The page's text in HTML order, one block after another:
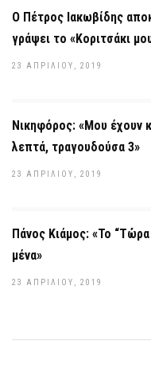
Ο Πέτρος Ιακωβίδης
γράψει το «Κοριτσάκι
23 ΑΠΡΙΛΊΟΥ, 2019
Νικηφόρος: «Μου έχουν
λεπτά, τραγουδούσα 3»
23 ΑΠΡΙΛΊΟΥ, 2019
Πάνος Κιάμος: «Το
μένα»
23 ΑΠΡΙΛΊΟΥ, 2019